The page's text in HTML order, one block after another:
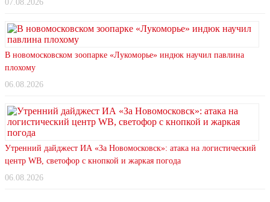
07.08.2026
В новомосковском зоопарке «Лукоморье» индюк научил павлина
плохому
06.08.2026
Утренний дайджест ИА «За Новомосковск»: атака на логистический
центр WB, светофор с кнопкой и жаркая погода
06.08.2026